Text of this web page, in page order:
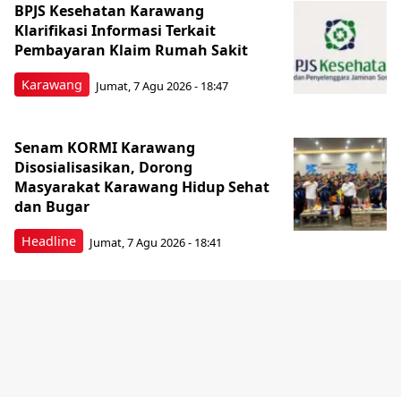
Karawang
BPJS Kesehatan Karawang
Klarifikasi Informasi Terkait
Pembayaran Klaim Rumah Sakit
Jumat, 7 Agu 2026 - 18:47
Headline
Senam KORMI Karawang
Disosialisasikan, Dorong
Masyarakat Karawang Hidup Sehat
dan Bugar
Jumat, 7 Agu 2026 - 18:41